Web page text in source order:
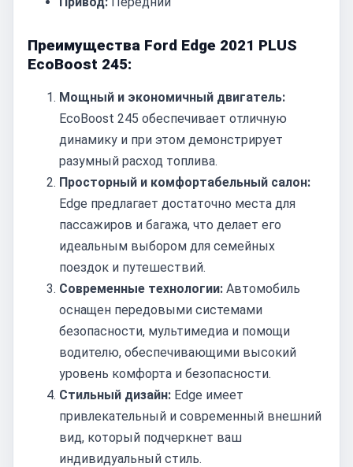
Преимущества Ford Edge 2021 PLUS
EcoBoost 245:
Мощный и экономичный двигатель:
EcoBoost 245 обеспечивает отличную
динамику и при этом демонстрирует
разумный расход топлива.
Просторный и комфортабельный салон:
Edge предлагает достаточно места для
пассажиров и багажа, что делает его
идеальным выбором для семейных
поездок и путешествий.
Современные технологии: Автомобиль
оснащен передовыми системами
безопасности, мультимедиа и помощи
водителю, обеспечивающими высокий
уровень комфорта и безопасности.
Стильный дизайн: Edge имеет
привлекательный и современный внешний
вид, который подчеркнет ваш
индивидуальный стиль.